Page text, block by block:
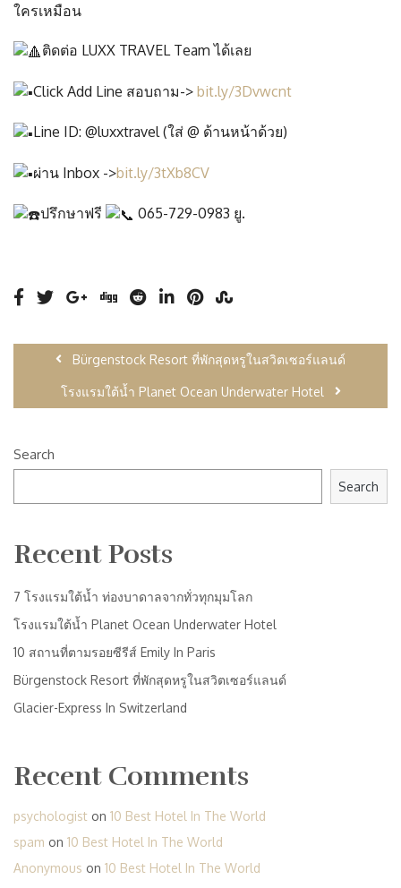
ใครเหมือน
ติดต่อ LUXX TRAVEL Team ได้เลย
Click Add Line สอบถาม-> bit.ly/3Dvwcnt
Line ID: @luxxtravel (ใส่ @ ด้านหน้าด้วย)
ผ่าน Inbox ->bit.ly/3tXb8CV
ปรึกษาฟรี 065-729-0983 ยู.
Bürgenstock Resort ที่พักสุดหรูในสวิตเซอร์แลนด์
โรงแรมใต้น้ำ Planet Ocean Underwater Hotel
Search
Search
Recent Posts
7 โรงแรมใต้น้ำ ท่องบาดาลจากทั่วทุกมุมโลก
โรงแรมใต้น้ำ Planet Ocean Underwater Hotel
10 สถานที่ตามรอยซีรีส์ Emily In Paris
Bürgenstock Resort ที่พักสุดหรูในสวิตเซอร์แลนด์
Glacier-Express In Switzerland
Recent Comments
psychologist on 10 Best Hotel In The World
spam on 10 Best Hotel In The World
Anonymous on 10 Best Hotel In The World